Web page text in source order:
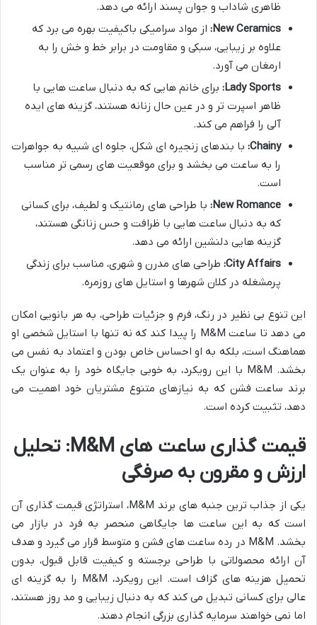
ظاهری شاداب و جوان پسند ارائه می دهد.
New Ceramics: از مواد سرامیکی باکیفیت بهره می برد که
علاوه بر زیبایی، سبکی و مقاومت در برابر خط و خش را به
ارمغان می آورد.
Lady Sports: برای خانم هایی که به دنبال ساعت هایی با
ظاهر اسپرت تر و در عین حال زنانه هستند، گزینه های ایده
آلی را فراهم می کند.
Chainy: با بندهای زنجیره ای شکل، جلوه ای شبیه به جواهرات
را به ساعت می بخشد و برای موقعیت های رسمی تر مناسب
است.
New Romance: با طراحی های رمانتیک و لطیف، برای کسانی
که به دنبال ساعت هایی با ظرافت و حس زنانگی هستند،
گزینه هایی دلنشین ارائه می دهد.
City Affairs: طراحی های مدرن و شهری، مناسب برای زندگی
پرمشغله در کلان شهرها و استایل های روزمره.
این تنوع بی نظیر در رنگ، فرم و جزئیات طراحی، به هر بانویی امکان
می دهد تا ساعت M&M را پیدا کند که نه تنها با استایل شخصی او
هماهنگ است، بلکه به او احساس خاص بودن و اعتماد به نفس می
بخشد. M&M با این رویکرد، به خوبی جایگاه خود را به عنوان یک
برند ساعت فشن که به نیازهای متنوع مشتریان خود اهمیت می
دهد، تثبیت کرده است.
قیمت گذاری ساعت های M&M: تحلیل
ارزش و مقرون به صرفگی
یکی از جذاب ترین جنبه های برند M&M، استراتژی قیمت گذاری آن
است که به این ساعت ها جایگاهی منحصر به فرد در بازار می
بخشد. M&M در رده ساعت های فشن و متوسط قرار می گیرد و هدف
آن ارائه محصولاتی با طراحی برجسته و کیفیت قابل قبول، بدون
تحمیل هزینه های گزاف است. این رویکرد، M&M را به گزینه ای
عالی برای کسانی تبدیل می کند که به دنبال زیبایی و مد روز هستند،
اما نمی خواهند سرمایه گذاری بزرگی انجام دهند.